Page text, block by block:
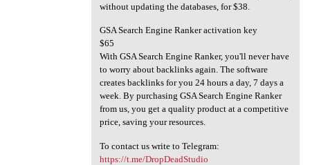
without updating the databases, for $38.
GSA Search Engine Ranker activation key
$65
With GSA Search Engine Ranker, you'll never have
to worry about backlinks again. The software
creates backlinks for you 24 hours a day, 7 days a
week. By purchasing GSA Search Engine Ranker
from us, you get a quality product at a competitive
price, saving your resources.
To contact us write to Telegram:
https://t.me/DropDeadStudio